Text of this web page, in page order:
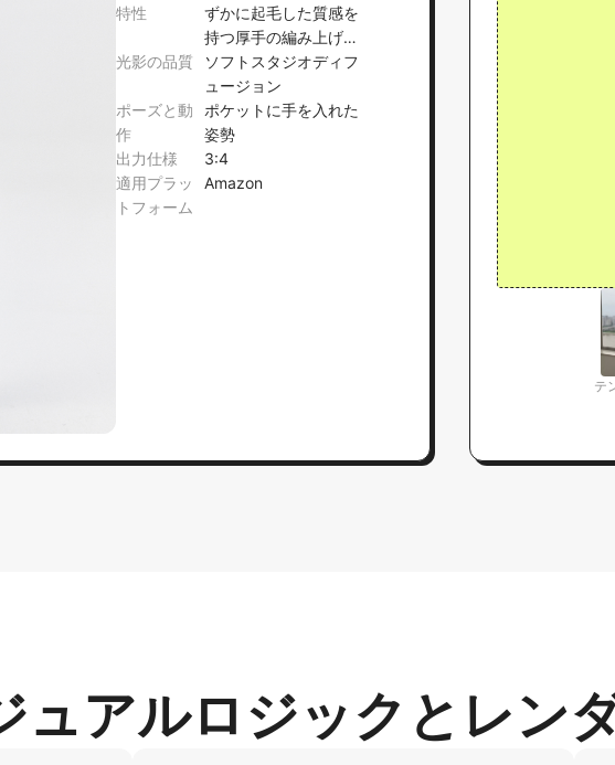
特性
ずかに起毛した質感を
持つ厚手の編み上げセ
ーター
光影の品質
ソフトスタジオディフ
ュージョン
ポーズと動
作
ポケットに手を入れた
姿勢
出力仕様
3:4
適用プラッ
トフォーム
Amazon
テ
ュアルロジックとレン